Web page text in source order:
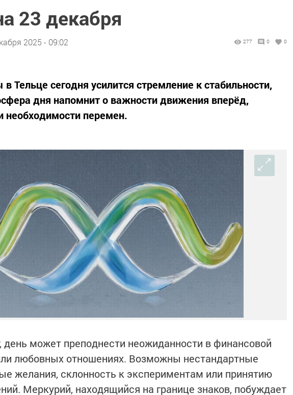
23 декабря
2025 - 09:02 277 0 0
Тельце сегодня усилится стремление к стабильности,
дня напомнит о важности движения вперёд,
необходимости перемен.
день может преподнести неожиданности в финансовой
любовных отношениях. Возможны нестандартные
желания, склонность к экспериментам или принятию
Меркурий, находящийся на границе знаков, побуждает